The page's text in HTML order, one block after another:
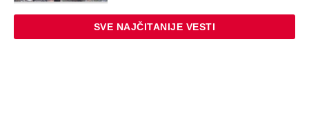
SVE NAJČITANIJE VESTI